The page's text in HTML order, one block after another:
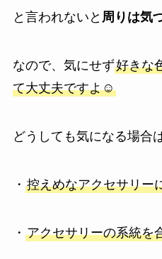
と言われないと 周りは気
なので、気にせず好きな
て大丈夫ですよ☺️
どうしても気になる場合
・ 控えめなアクセサリー
・ アクセサリーの系統を